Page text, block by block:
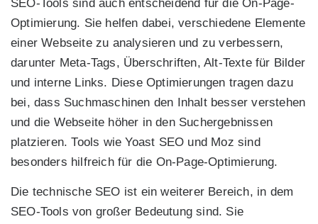
SEO-Tools sind auch entscheidend für die On-Page-
Optimierung. Sie helfen dabei, verschiedene Elemente
einer Webseite zu analysieren und zu verbessern,
darunter Meta-Tags, Überschriften, Alt-Texte für Bilder
und interne Links. Diese Optimierungen tragen dazu
bei, dass Suchmaschinen den Inhalt besser verstehen
und die Webseite höher in den Suchergebnissen
platzieren. Tools wie Yoast SEO und Moz sind
besonders hilfreich für die On-Page-Optimierung.
Die technische SEO ist ein weiterer Bereich, in dem
SEO-Tools von großer Bedeutung sind. Sie